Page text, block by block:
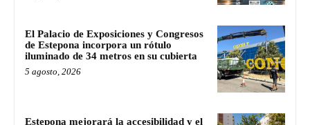
El Palacio de Exposiciones y Congresos
de Estepona incorpora un rótulo
iluminado de 34 metros en su cubierta
5 agosto, 2026
Estepona mejorará la accesibilidad y el